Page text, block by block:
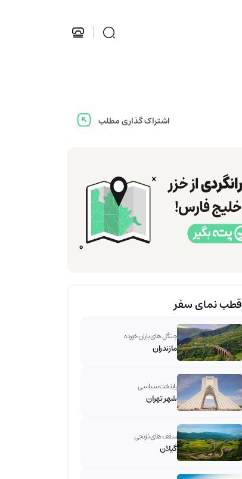
اشتراک گذاری مطلب
قطب نمای سفر
جنگل های باران خورده
مازندران
پایتخت سیاسی
شهر تهران
سقف های نارنجی
گیلان